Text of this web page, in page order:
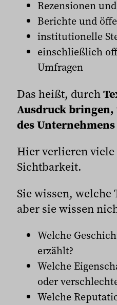
Rezensionen
Berichte und
institutionelle
einschließlich
Umfragen
Das heißt, durch
Ausdruck
des
Hier verlieren
Sichtbarkeit.
Sie wissen,
aber sie wissen
Welche
erzählt?
Welche
oder
Welche